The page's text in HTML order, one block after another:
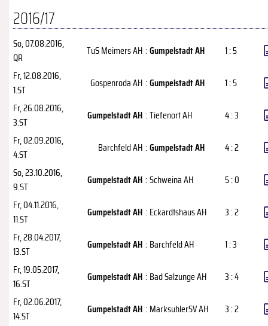
2016/17
So, 07.08.2016,
QR
TuS Meimers AH :Gumpelstadt AH
1 : 5
Fr, 12.08.2016,
1.ST
Gospenroda AH :Gumpelstadt AH
1 : 5
Fr, 26.08.2016,
3.ST
Gumpelstadt AH :Tiefenort AH
4 : 3
Fr, 02.09.2016,
4.ST
Barchfeld AH :Gumpelstadt AH
4 : 2
So, 23.10.2016,
9.ST
Gumpelstadt AH :Schweina AH
5 : 0
Fr, 04.11.2016,
11.ST
Gumpelstadt AH : Eckardtshaus AH
3 : 2
Fr, 28.04.2017,
13.ST
Gumpelstadt AH : Barchfeld AH
1 : 3
Fr, 19.05.2017,
16.ST
Gumpelstadt AH : Bad Salzunge AH
3 : 4
Fr, 02.06.2017,
14.ST
Gumpelstadt AH : MarksuhlerSV AH
3 : 2